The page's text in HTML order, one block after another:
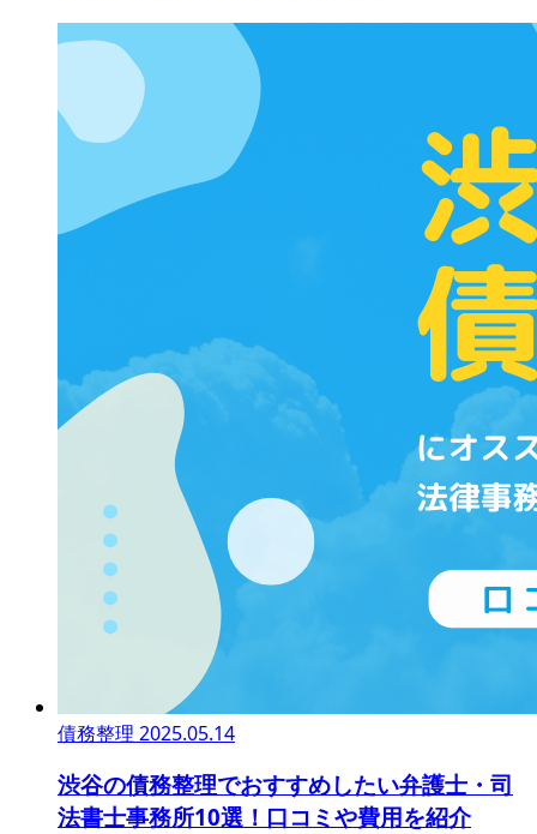
債務整理 2025.05.14
渋谷の債務整理でおすすめしたい弁護士・司
法書士事務所10選！口コミや費用を紹介